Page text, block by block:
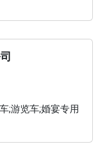
;游览车;婚宴专用